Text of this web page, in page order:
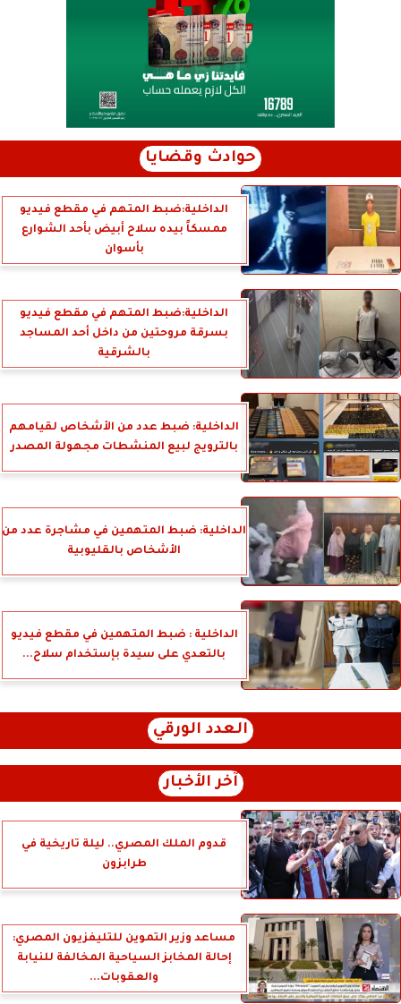
حوادث وقضايا
الداخلية:ضبط المتهم في مقطع فيديو
ممسكاً بيده سلاح أبيض بأحد الشوارع
بأسوان
الداخلية:ضبط المتهم في مقطع فيديو
بسرقة مروحتين من داخل أحد المساجد
بالشرقية
الداخلية: ضبط عدد من الأشخاص لقيامهم
بالترويج لبيع المنشطات مجهولة المصدر
الداخلية: ضبط المتهمين في مشاجرة عدد من
الأشخاص بالقليوبية
الداخلية : ضبط المتهمين في مقطع فيديو
بالتعدي على سيدة بإستخدام سلاح...
العدد الورقي
آخر الأخبار
قدوم الملك المصري.. ليلة تاريخية في
طرابزون
مساعد وزير التموين للتليفزيون المصري:
إحالة المخابز السياحية المخالفة للنيابة
والعقوبات...